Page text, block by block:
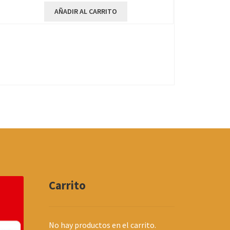
AÑADIR AL CARRITO
Carrito
No hay productos en el carrito.